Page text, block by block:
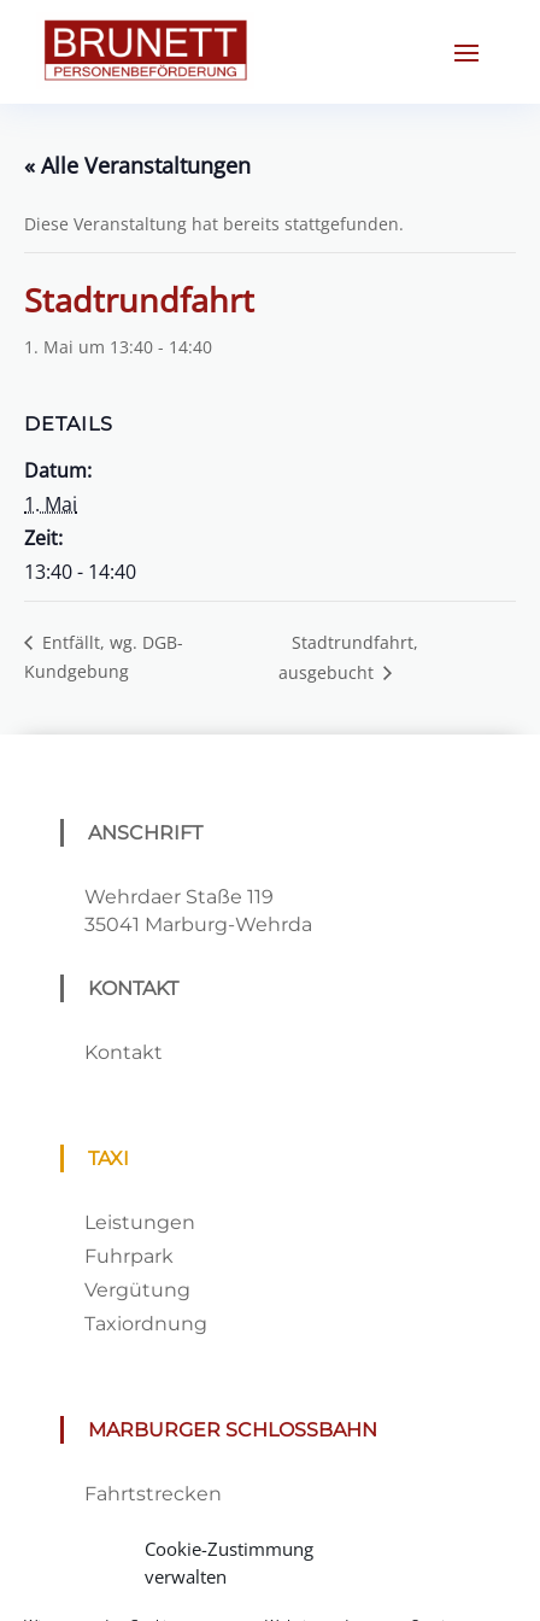
Cookie-Zustimmung
verwalten
« Alle Veranstaltungen
Diese Veranstaltung hat bereits stattgefunden.
Stadtrundfahrt
1. Mai um 13:40 - 14:40
DETAILS
Datum:
1. Mai
Zeit:
13:40 - 14:40
Entfällt, wg. DGB-
Kundgebung
Stadtrundfahrt,
ausgebucht
ANSCHRIFT
Wehrdaer Staße 119
35041 Marburg-Wehrda
KONTAKT
Kontakt
TAXI
Leistungen
Fuhrpark
Vergütung
Taxiordnung
MARBURGER SCHLOSSBAHN
Fahrtstrecken
Tickets